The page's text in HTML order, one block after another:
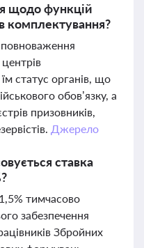
щодо функцій
комплектування?
статус органів, що
обов’язку, а
призовників,
Джерело
ставка
тимчасово
забезпечення
Збройних